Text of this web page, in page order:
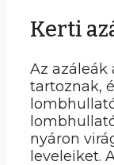
Kerti
Az azáleák
tartoznak,
nyáron
leveleiket.